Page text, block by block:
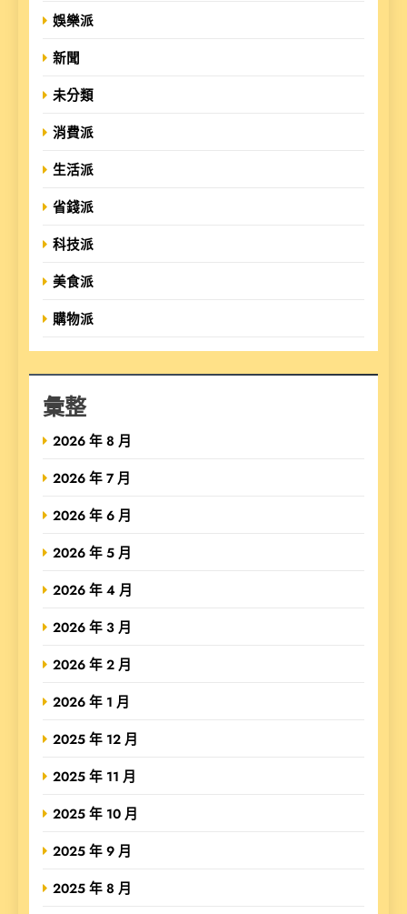
娛樂派
新聞
未分類
消費派
生活派
省錢派
科技派
美食派
購物派
彙整
2026 年 8 月
2026 年 7 月
2026 年 6 月
2026 年 5 月
2026 年 4 月
2026 年 3 月
2026 年 2 月
2026 年 1 月
2025 年 12 月
2025 年 11 月
2025 年 10 月
2025 年 9 月
2025 年 8 月